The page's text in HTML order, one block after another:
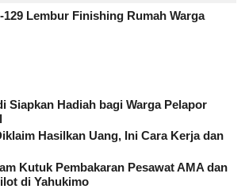
129 Lembur Finishing Rumah Warga
Siapkan Hadiah bagi Warga Pelapor
Hasilkan Uang, Ini Cara Kerja dan
Kutuk Pembakaran Pesawat AMA dan
di Yahukimo